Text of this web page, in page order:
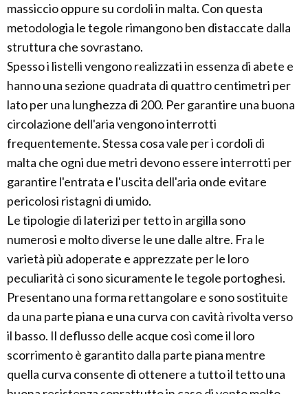
massiccio oppure su cordoli in malta. Con questa
metodologia le tegole rimangono ben distaccate dalla
struttura che sovrastano.
Spesso i listelli vengono realizzati in essenza di abete e
hanno una sezione quadrata di quattro centimetri per
lato per una lunghezza di 200. Per garantire una buona
circolazione dell'aria vengono interrotti
frequentemente. Stessa cosa vale per i cordoli di
malta che ogni due metri devono essere interrotti per
garantire l'entrata e l'uscita dell'aria onde evitare
pericolosi ristagni di umido.
Le tipologie di laterizi per tetto in argilla sono
numerosi e molto diverse le une dalle altre. Fra le
varietà più adoperate e apprezzate per le loro
peculiarità ci sono sicuramente le tegole portoghesi.
Presentano una forma rettangolare e sono sostituite
da una parte piana e una curva con cavità rivolta verso
il basso. Il deflusso delle acque così come il loro
scorrimento è garantito dalla parte piana mentre
quella curva consente di ottenere a tutto il tetto una